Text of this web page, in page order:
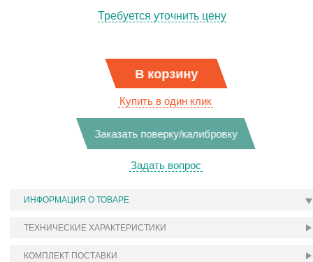
Требуется уточнить цену
В корзину
Купить в один клик
Заказать поверку/калибровку
Задать вопрос
ИНФОРМАЦИЯ О ТОВАРЕ
ТЕХНИЧЕСКИЕ ХАРАКТЕРИСТИКИ
КОМПЛЕКТ ПОСТАВКИ